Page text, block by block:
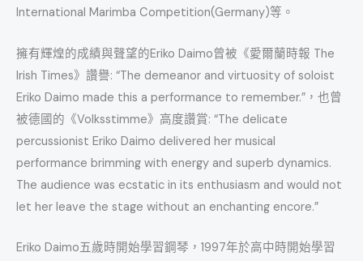
International Marimba Competition(Germany)等。
擁有輝煌的成績與聲望的Eriko Daimo曾被《愛爾蘭時報 The
Irish Times》讚譽: “The demeanor and virtuosity of soloist
Eriko Daimo made this a performance to remember.”，也曾
被德國的《Volksstimme》高度讚賞: “The delicate
percussionist Eriko Daimo delivered her musical
performance brimming with energy and superb dynamics.
The audience was ecstatic in its enthusiasm and would not
let her leave the stage without an enchanting encore.”
Eriko Daimo五歲時開始學習鋼琴，1997年於高中時開始學習